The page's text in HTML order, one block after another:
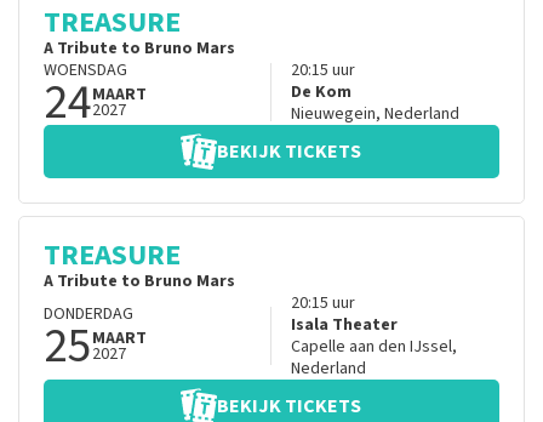
TREASURE
A Tribute to Bruno Mars
WOENSDAG
24MAART
2027
20:15 uur
De Kom
Nieuwegein, Nederland
BEKIJK TICKETS
TREASURE
A Tribute to Bruno Mars
DONDERDAG
25MAART
2027
20:15 uur
Isala Theater
Capelle aan den IJssel,
Nederland
BEKIJK TICKETS